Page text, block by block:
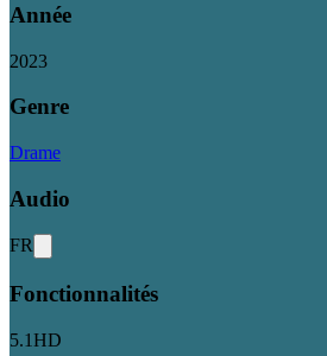
Année
2023
Genre
Drame
Audio
FR
Fonctionnalités
5.1HD